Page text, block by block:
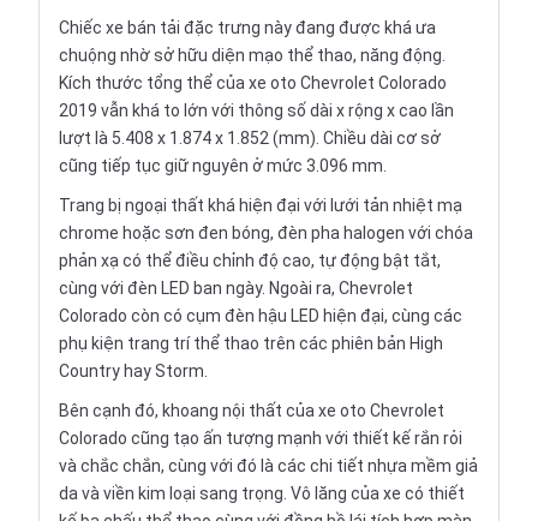
Chiếc xe bán tải đặc trưng này đang được khá ưa
chuộng nhờ sở hữu diện mạo thể thao, năng động.
Kích thước tổng thể của xe oto Chevrolet Colorado
2019 vẫn khá to lớn với thông số dài x rộng x cao lần
lượt là 5.408 x 1.874 x 1.852 (mm). Chiều dài cơ sở
cũng tiếp tục giữ nguyên ở mức 3.096 mm.
Trang bị ngoại thất khá hiện đại với lưới tản nhiệt mạ
chrome hoặc sơn đen bóng, đèn pha halogen với chóa
phản xạ có thể điều chỉnh độ cao, tự động bật tắt,
cùng với đèn LED ban ngày. Ngoài ra, Chevrolet
Colorado còn có cụm đèn hậu LED hiện đại, cùng các
phụ kiện trang trí thể thao trên các phiên bản High
Country hay Storm.
Bên cạnh đó, khoang nội thất của xe oto Chevrolet
Colorado cũng tạo ấn tượng mạnh với thiết kế rắn rỏi
và chắc chắn, cùng với đó là các chi tiết nhựa mềm giả
da và viền kim loại sang trọng. Vô lăng của xe có thiết